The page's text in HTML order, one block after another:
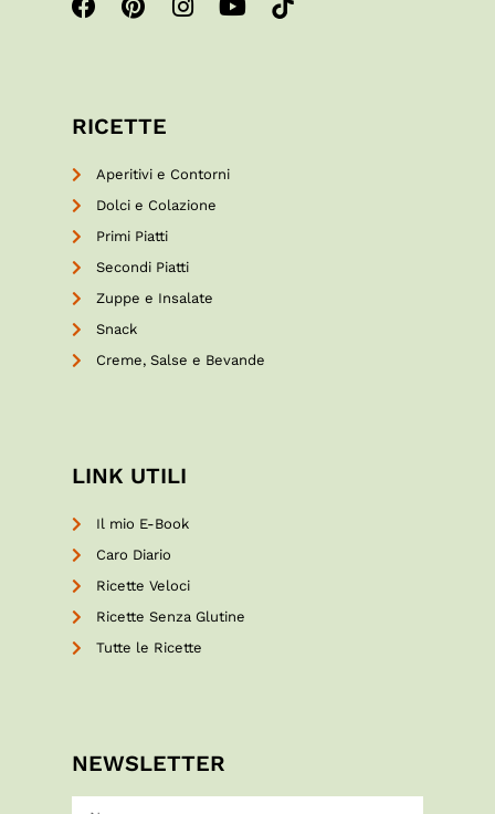
RICETTE
Aperitivi e Contorni
Dolci e Colazione
Primi Piatti
Secondi Piatti
Zuppe e Insalate
Snack
Creme, Salse e Bevande
LINK UTILI
Il mio E-Book
Caro Diario
Ricette Veloci
Ricette Senza Glutine
Tutte le Ricette
NEWSLETTER